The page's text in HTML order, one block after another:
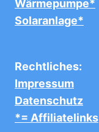
Wärmepumpe*
Solaranlage*
Rechtliches:
Impressum
Datenschutz
*= Affiliatelinks